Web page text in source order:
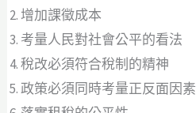
增加課徵成本
考量人民對社會公平的看法
稅改必須符合稅制的精神
政策必須同時考量正反面因素